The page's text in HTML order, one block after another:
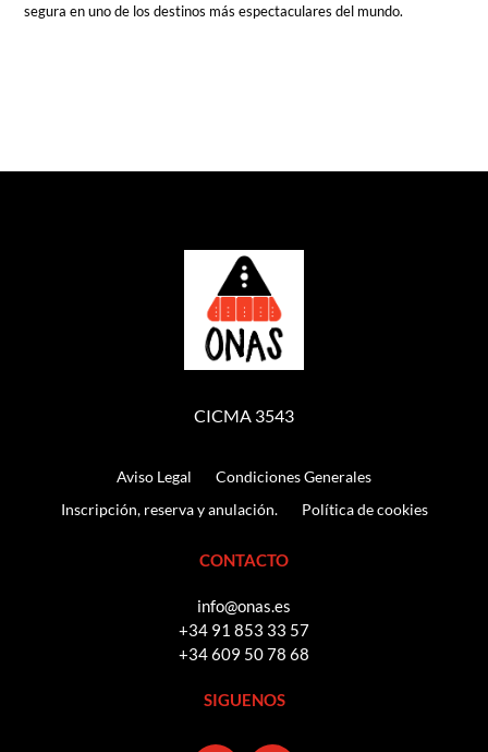
segura en uno de los destinos más espectaculares del mundo.
CICMA 3543
Aviso Legal
Condiciones Generales
Inscripción, reserva y anulación.
Política de cookies
CONTACTO
info@onas.es
+34 91 853 33 57
+34 609 50 78 68
SIGUENOS